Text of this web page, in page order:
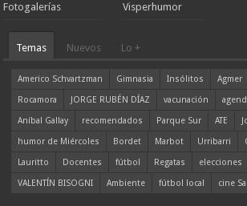
Fotogalerías Visperhumor
Temas Nuevos Lo +
Americo Schvartzman Gimnasia Insólitos Agmer
Rocamora
JORGE RUBÉN DÍAZ vacunación
Aníbal Gallay
recomendados Parque Sur ATE
humor de Miércoles
Bordet Marbot Urribarri
Lauritto
Docentes fútbol Regatas elecciones
VALENTÍN BISOGNI
Ambiente fútbol local cine